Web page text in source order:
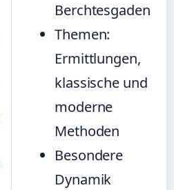
Berchtesgaden
Themen:
Ermittlungen,
klassische und
moderne
Methoden
Besondere
Dynamik